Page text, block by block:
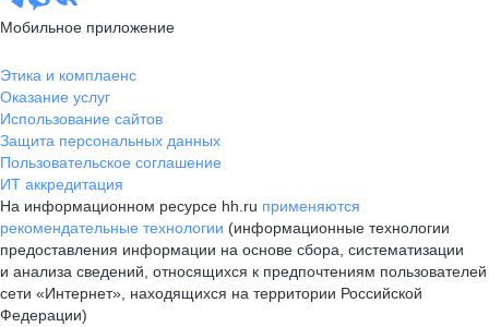
Мобильное приложение
Этика и комплаенс
Оказание услуг
Использование сайтов
Защита персональных данных
Пользовательское соглашение
ИТ аккредитация
На информационном ресурсе hh.ru применяются
рекомендательные технологии (информационные технологии
предоставления информации на основе сбора, систематизации
и анализа сведений, относящихся к предпочтениям пользователей
сети «Интернет», находящихся на территории Российской
Федерации)